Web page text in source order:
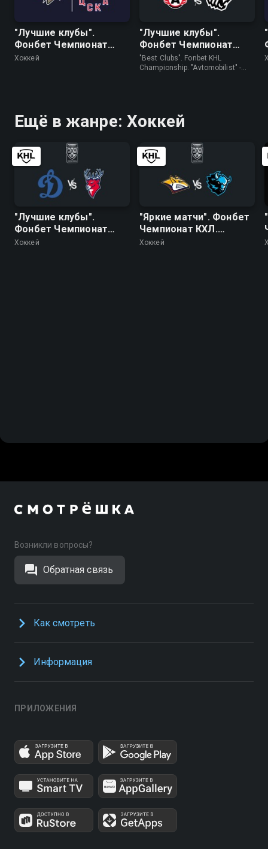
"Лучшие клубы".
Фонбет Чемпионат
КХЛ. "Авангард" - ЦСКА
Хоккей
"Лучшие клубы".
Фонбет Чемпионат
КХЛ. "Автомобилист" -
"Трактор"
"Best Clubs". Fonbet KHL
Championship. "Avtomobilist" -
Ещё в жанре: Хоккей
"Лучшие клубы".
Фонбет Чемпионат
КХЛ. "Динамо"
Хоккей
"Яркие матчи". Фонбет
Чемпионат КХЛ.
"Металлург" (Мг) -
Хоккей
Возникли вопросы?
Обратная связь
Как смотреть
Информация
ПРИЛОЖЕНИЯ